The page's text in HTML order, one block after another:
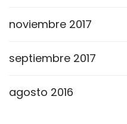
noviembre 2017
septiembre 2017
agosto 2016